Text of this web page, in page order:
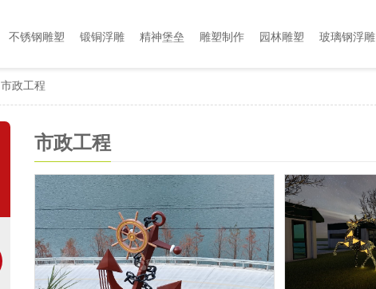
不锈钢雕塑 锻铜浮雕 精神堡垒 雕塑制作 园林雕塑 玻璃钢浮雕
市政工程
市政工程